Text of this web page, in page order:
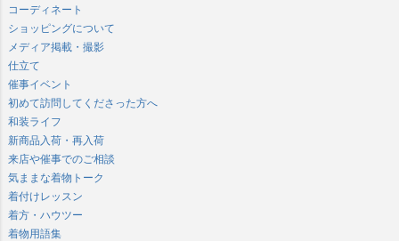
コーディネート
ショッピングについて
メディア掲載・撮影
仕立て
催事イベント
初めて訪問してくださった方へ
和装ライフ
新商品入荷・再入荷
来店や催事でのご相談
気ままな着物トーク
着付けレッスン
着方・ハウツー
着物用語集